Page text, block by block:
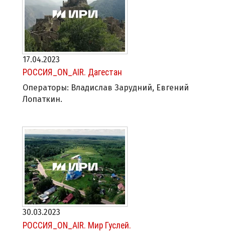
17.04.2023
РОССИЯ_ON_AIR. Дагестан
Операторы: Владислав Зарудний, Евгений
Лопаткин.
30.03.2023
РОССИЯ_ON_AIR. Мир Гуслей.